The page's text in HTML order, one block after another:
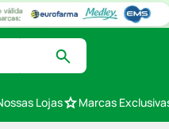
Lojas Marcas